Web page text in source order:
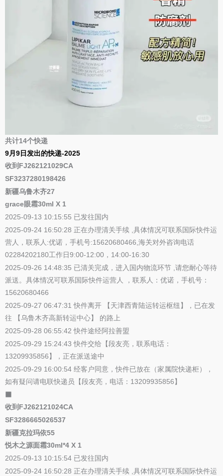
共计14个快递
9月9日发出的快递-2025
收到FJ262121029CA
SF3237280198426
新疆乌鲁木齐27
grace眼霜30ml X 1
2025-09-13 10:15:55 已发往国内
2025-09-24 16:50:28 正在办理清关手续 ,具体情况可联系国际快件运
营人，联系人:优诺，手机号:15620680466,海关对外咨询电话
02284202180工作日9:00-12:00，14:00-16:30
2025-09-26 14:48:35 已清关完成，进入国内物流环节 ,请您耐心等待
派送。具体情况可联系国际快件运营人 ，联系人：优诺，手机号：
15620680466
2025-09-27 06:47:31 快件离开 【天津西青陆运转运枢纽】，已在发
往 【乌鲁木齐高新转运中心】 的路上
2025-09-28 06:55:42 快件途经阿拉善盟
2025-09-29 15:24:43 快件交给【段友亮，联系电话：
13209935856】，正在派送途中
2025-09-29 16:00:54 经客户同意，快件已放在（家属院快递柜），
如有疑问请电联快递员【段友亮，电话：13209935856】
收到FJ262121024CA
SF3286665026537
新疆克拉玛依55
悦木之源面霜30ml*4 X 1
2025-09-13 10:15:54 已发往国内
2025-09-24 16:50:28 正在办理清关手续 ,具体情况可联系国际快件运